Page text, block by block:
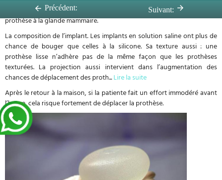
Précédent: Suivant:
L’hématome, en augmentant, peut causer la non adhésion de la
prothèse à la glande mammaire.
La composition de l’implant. Les implants en solution saline ont plus de
chance de bouger que celles à la silicone. Sa texture aussi : une
prothèse lisse n’adhère pas de la même façon que les prothèses
texturées. La projection aussi intervient dans l’augmentation des
chances de déplacement des proth...Lire la suite
Après le retour à la maison, si la patiente fait un effort immodéré avant
l’heure, cela risque fortement de déplacer la prothèse.